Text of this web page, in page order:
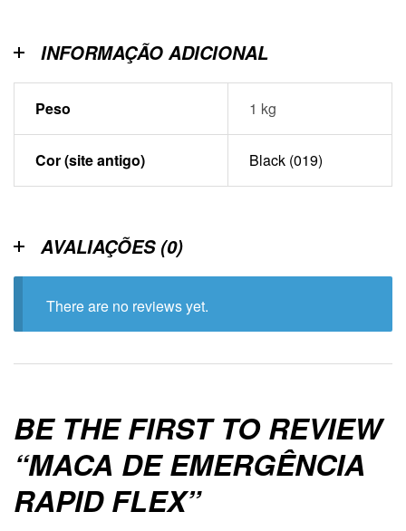
INFORMAÇÃO ADICIONAL
Peso 1 kg
Cor (site antigo) Black (019)
AVALIAÇÕES (0)
There are no reviews yet.
BE THE FIRST TO REVIEW
“MACA DE EMERGÊNCIA
RAPID FLEX”